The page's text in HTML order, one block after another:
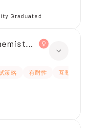
Graduated
、Biology
策略 有耐性
互動教學